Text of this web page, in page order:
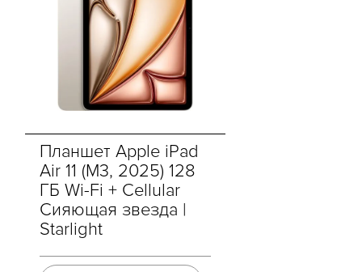
Планшет Apple iPad
Air 11 (M3, 2025) 128
ГБ Wi-Fi + Cellular
Сияющая звезда |
Starlight